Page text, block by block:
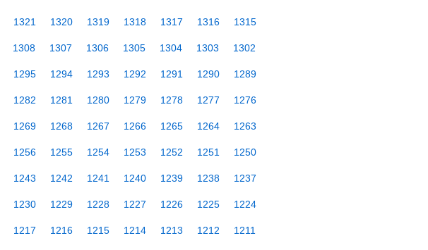
1321 1320 1319 1318 1317 1316 1315
1308 1307 1306 1305 1304 1303 1302
1295 1294 1293 1292 1291 1290 1289
1282 1281 1280 1279 1278 1277 1276
1269 1268 1267 1266 1265 1264 1263
1256 1255 1254 1253 1252 1251 1250
1243 1242 1241 1240 1239 1238 1237
1230 1229 1228 1227 1226 1225 1224
1217 1216 1215 1214 1213 1212 1211